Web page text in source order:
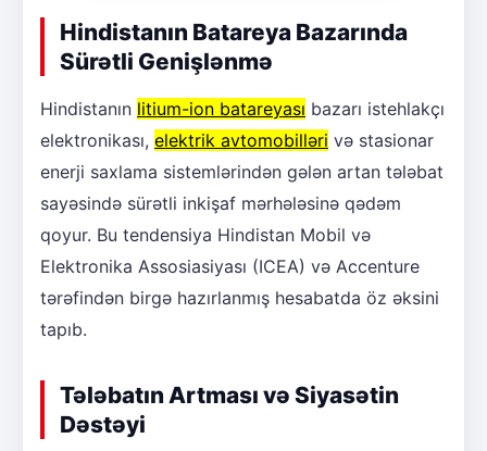
Hindistanın Batareya Bazarında
Sürətli Genişlənmə
Hindistanın litium-ion batareyası bazarı istehlakçı
elektronikası, elektrik avtomobilləri və stasionar
enerji saxlama sistemlərindən gələn artan tələbat
sayəsində sürətli inkişaf mərhələsinə qədəm
qoyur. Bu tendensiya Hindistan Mobil və
Elektronika Assosiasiyası (ICEA) və Accenture
tərəfindən birgə hazırlanmış hesabatda öz əksini
tapıb.
Tələbatın Artması və Siyasətin
Dəstəyi